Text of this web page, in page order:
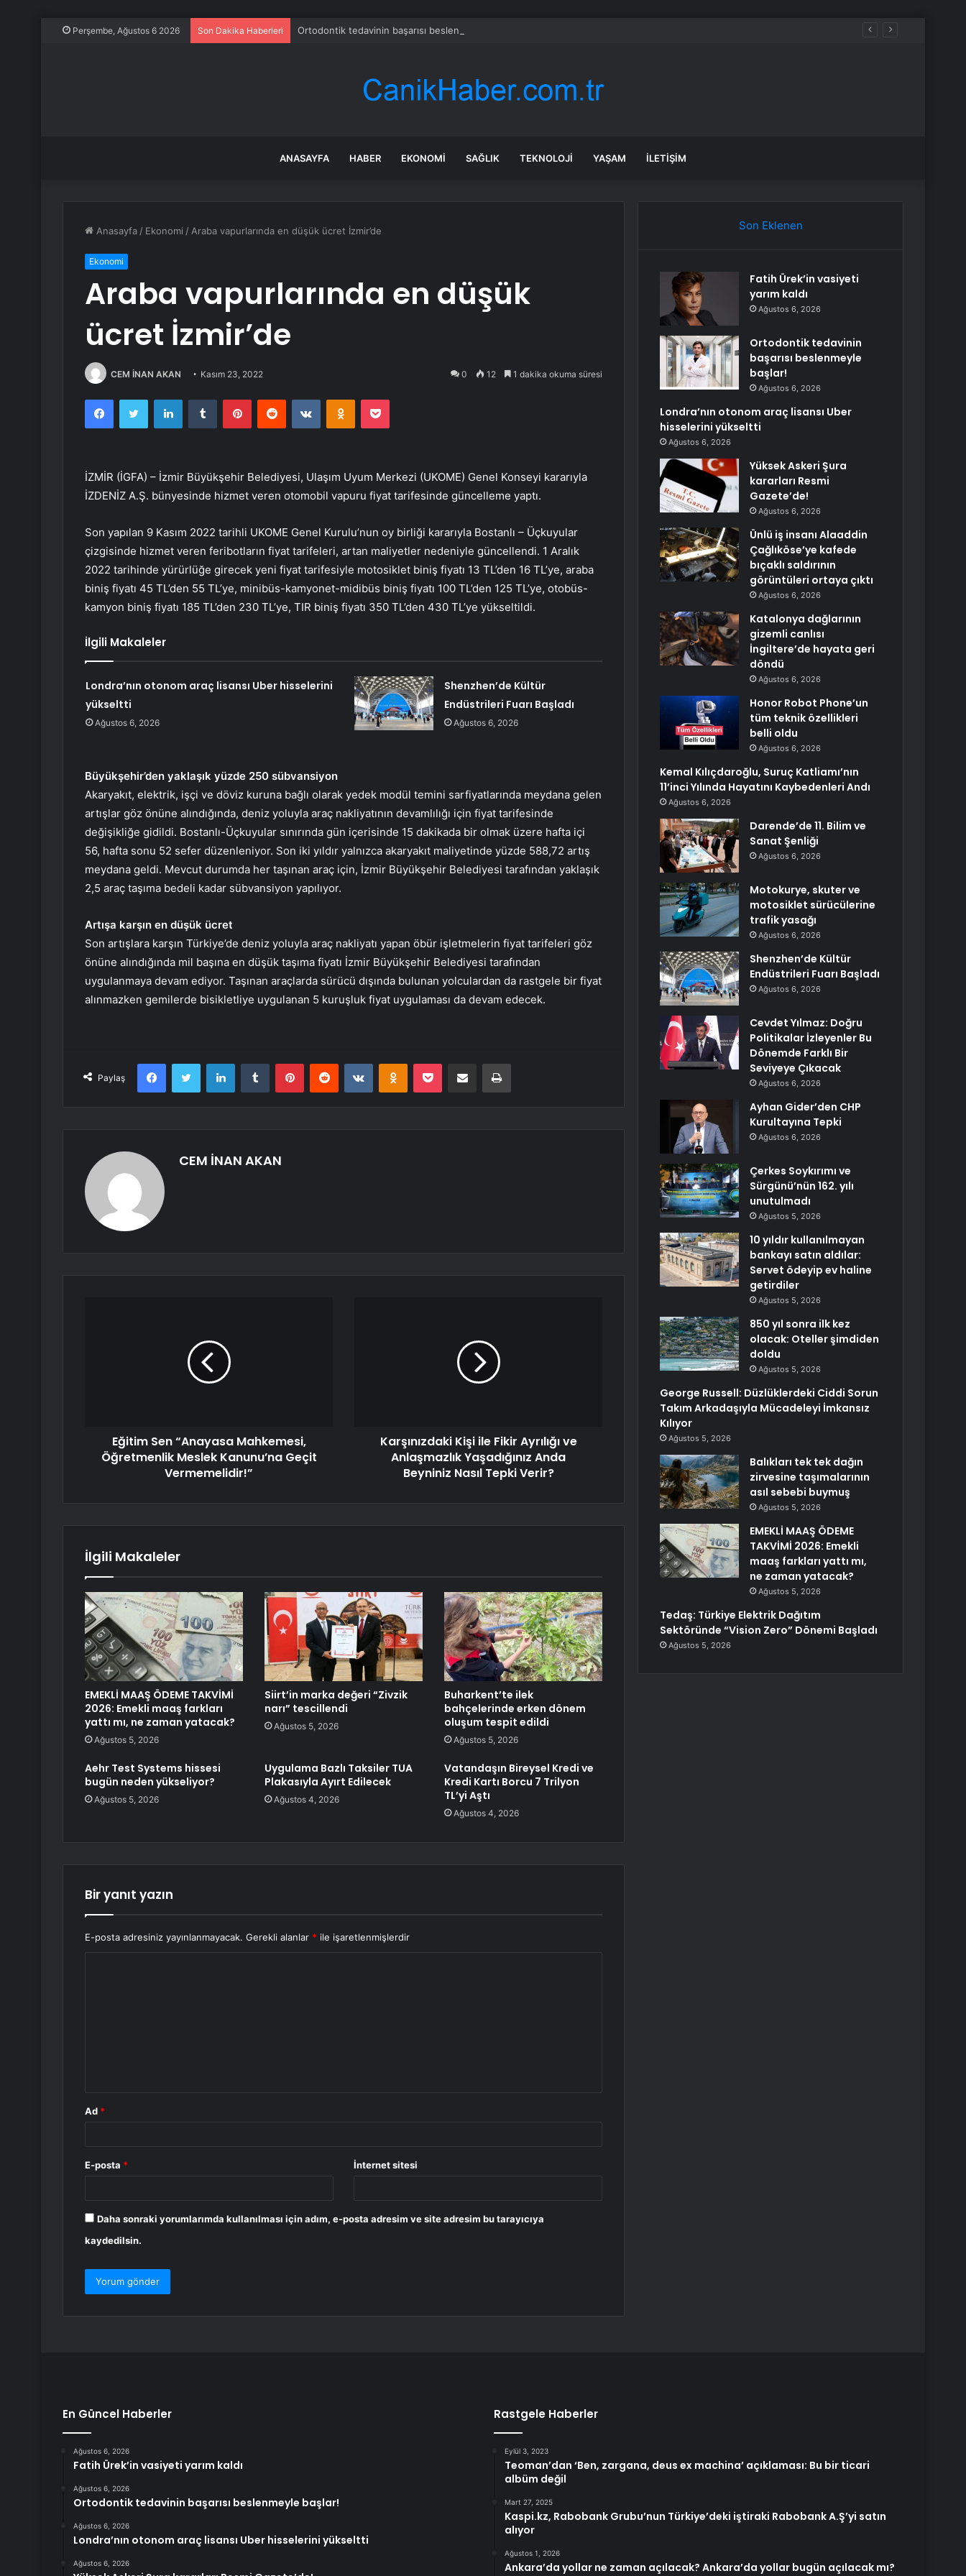
Perşembe, Ağustos 6 2026 Son Dakika Haberleri Ortodontik tedavinin başarısı beslenmeyle başlar!
ANASAYFA HABER EKONOMI SAĞLIK TEKNOLOJI YAŞAM İLETIŞIM
Anasayfa / Ekonomi / Araba vapurlarında en düşük ücret İzmir’de
Ekonomi
Araba vapurlarında en düşük
ücret İzmir’de
CEM İNAN AKAN Kasım 23, 2022 0 12 1 dakika okuma süresi
FacebookTwitter LinkedInTumblr PinterestReddit VKontakteOdnoklassniki
Pocket
İZMİR (İGFA) – İzmir Büyükşehir Belediyesi, Ulaşım Uyum Merkezi (UKOME) Genel Konseyi kararıyla
İZDENİZ A.Ş. bünyesinde hizmet veren otomobil vapuru fiyat tarifesinde güncelleme yaptı.
Son yapılan 9 Kasım 2022 tarihli UKOME Genel Kurulu’nun oy birliği kararıyla Bostanlı – Üçkuyular
çizgisinde hizmet veren feribotların fiyat tarifeleri, artan maliyetler nedeniyle güncellendi. 1 Aralık
2022 tarihinde yürürlüğe girecek yeni fiyat tarifesiyle motosiklet biniş fiyatı 13 TL’den 16 TL’ye, araba
biniş fiyatı 45 TL’den 55 TL’ye, minibüs-kamyonet-midibüs biniş fiyatı 100 TL’den 125 TL’ye, otobüs-
kamyon biniş fiyatı 185 TL’den 230 TL’ye, TIR biniş fiyatı 350 TL’den 430 TL’ye yükseltildi.
İlgili Makaleler
Londra’nın otonom araç lisansı Uber hisselerini
yükseltti
Ağustos 6, 2026
Shenzhen’de Kültür
Endüstrileri Fuarı Başladı
Ağustos 6, 2026
Büyükşehir’den yaklaşık yüzde 250 sübvansiyon
Akaryakıt, elektrik, işçi ve döviz kuruna bağlı olarak yedek modül temini sarfiyatlarında meydana gelen
artışlar göz önüne alındığında, deniz yoluyla araç nakliyatının devamlılığı için fiyat tarifesinde
değişikliğe gidildi. Bostanlı-Üçkuyular sınırında gün içerisinde 15 dakikada bir olmak üzere hafta içi
56, hafta sonu 52 sefer düzenleniyor. Son iki yıldır yalnızca akaryakıt maliyetinde yüzde 588,72 artış
meydana geldi. Mevcut durumda her taşınan araç için, İzmir Büyükşehir Belediyesi tarafından yaklaşık
2,5 araç taşıma bedeli kadar sübvansiyon yapılıyor.
Artışa karşın en düşük ücret
Son artışlara karşın Türkiye’de deniz yoluyla araç nakliyatı yapan öbür işletmelerin fiyat tarifeleri göz
önüne alındığında mil başına en düşük taşıma fiyatı İzmir Büyükşehir Belediyesi tarafından
uygulanmaya devam ediyor. Taşınan araçlarda sürücü dışında bulunan yolculardan da rastgele bir fiyat
alınmazken gemilerde bisikletliye uygulanan 5 kuruşluk fiyat uygulaması da devam edecek.
Paylaş
FacebookTwitter LinkedInTumblr PinterestReddit VKontakteOdnoklassniki
Pocket E-Posta ile paylaş Yazdır
CEM İNAN AKAN
Eğitim Sen “Anayasa Mahkemesi,
Öğretmenlik Meslek Kanunu’na Geçit
Vermemelidir!”
Karşınızdaki Kişi ile Fikir Ayrılığı ve
Anlaşmazlık Yaşadığınız Anda
Beyniniz Nasıl Tepki Verir?
İlgili Makaleler
EMEKLİ MAAŞ ÖDEME TAKVİMİ
2026: Emekli maaş farkları
yattı mı, ne zaman yatacak?
Ağustos 5, 2026
Siirt’in marka değeri “Zivzik
narı” tescillendi
Ağustos 5, 2026
Buharkent’te ilek
bahçelerinde erken dönem
oluşum tespit edildi
Ağustos 5, 2026
Aehr Test Systems hissesi
bugün neden yükseliyor?
Ağustos 5, 2026
Uygulama Bazlı Taksiler TUA
Plakasıyla Ayırt Edilecek
Ağustos 4, 2026
Vatandaşın Bireysel Kredi ve
Kredi Kartı Borcu 7 Trilyon
TL’yi Aştı
Ağustos 4, 2026
Bir yanıt yazın
E-posta adresiniz yayınlanmayacak. Gerekli alanlar * ile işaretlenmişlerdir
Ad *
E-posta * İnternet sitesi
Daha sonraki yorumlarımda kullanılması için adım, e-posta adresim ve site adresim bu tarayıcıya
kaydedilsin.
Son Eklenen
Fatih Ürek’in vasiyeti
yarım kaldı
Ağustos 6, 2026
Ortodontik tedavinin
başarısı beslenmeyle
başlar!
Ağustos 6, 2026
Londra’nın otonom araç lisansı Uber
hisselerini yükseltti
Ağustos 6, 2026
Yüksek Askeri Şura
kararları Resmi
Gazete’de!
Ağustos 6, 2026
Ünlü iş insanı Alaaddin
Çağlıköse’ye kafede
bıçaklı saldırının
görüntüleri ortaya çıktı
Ağustos 6, 2026
Katalonya dağlarının
gizemli canlısı
İngiltere’de hayata geri
döndü
Ağustos 6, 2026
Honor Robot Phone’un
tüm teknik özellikleri
belli oldu
Ağustos 6, 2026
Kemal Kılıçdaroğlu, Suruç Katliamı’nın
11’inci Yılında Hayatını Kaybedenleri Andı
Ağustos 6, 2026
Darende’de 11. Bilim ve
Sanat Şenliği
Ağustos 6, 2026
Motokurye, skuter ve
motosiklet sürücülerine
trafik yasağı
Ağustos 6, 2026
Shenzhen’de Kültür
Endüstrileri Fuarı Başladı
Ağustos 6, 2026
Cevdet Yılmaz: Doğru
Politikalar İzleyenler Bu
Dönemde Farklı Bir
Seviyeye Çıkacak
Ağustos 6, 2026
Ayhan Gider’den CHP
Kurultayına Tepki
Ağustos 6, 2026
Çerkes Soykırımı ve
Sürgünü’nün 162. yılı
unutulmadı
Ağustos 5, 2026
10 yıldır kullanılmayan
bankayı satın aldılar:
Servet ödeyip ev haline
getirdiler
Ağustos 5, 2026
850 yıl sonra ilk kez
olacak: Oteller şimdiden
doldu
Ağustos 5, 2026
George Russell: Düzlüklerdeki Ciddi Sorun
Takım Arkadaşıyla Mücadeleyi İmkansız
Kılıyor
Ağustos 5, 2026
Balıkları tek tek dağın
zirvesine taşımalarının
asıl sebebi buymuş
Ağustos 5, 2026
EMEKLİ MAAŞ ÖDEME
TAKVİMİ 2026: Emekli
maaş farkları yattı mı,
ne zaman yatacak?
Ağustos 5, 2026
Tedaş: Türkiye Elektrik Dağıtım
Sektöründe “Vision Zero” Dönemi Başladı
Ağustos 5, 2026
En Güncel Haberler
Ağustos 6, 2026
Fatih Ürek’in vasiyeti yarım kaldı
Ağustos 6, 2026
Ortodontik tedavinin başarısı beslenmeyle başlar!
Ağustos 6, 2026
Londra’nın otonom araç lisansı Uber hisselerini yükseltti
Ağustos 6, 2026
Rastgele Haberler
Eylül 3, 2023
Teoman’dan ‘Ben, zargana, deus ex machina’ açıklaması: Bu bir ticari
albüm değil
Mart 27, 2025
Kaspi.kz, Rabobank Grubu’nun Türkiye’deki iştiraki Rabobank A.Ş’yi satın
alıyor
Ağustos 1, 2026
Ankara’da yollar ne zaman açılacak? Ankara’da yollar bugün açılacak mı?